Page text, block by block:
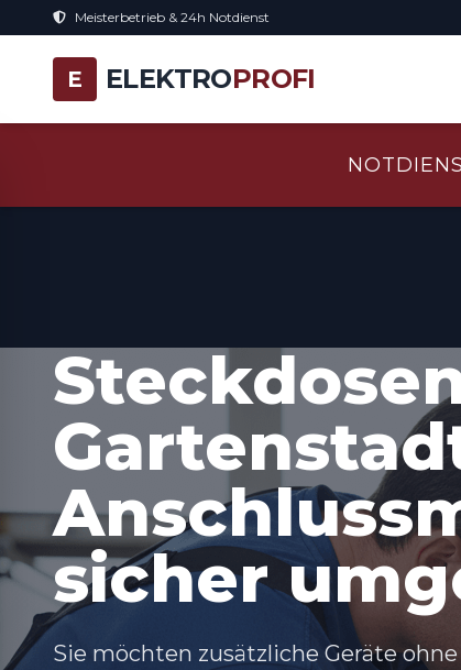
Meisterbetrieb & 24h Notdienst
E ELEKTROPROFI
sicher
Sie möchten zusätzliche Geräte